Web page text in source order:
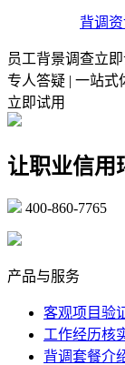
背调
员工背景调查立即
专人答疑 | 一站式
立即试用
让职业信用
400-860-7765
产品与服务
客观项目验
工作经历核
背调套餐介